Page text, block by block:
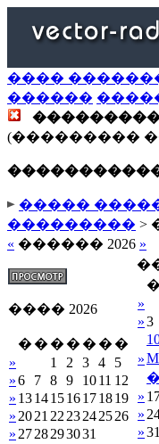
����
������
(���������
�����
��������� >
« ������ 2026 »
���� 2026
� � � � � � �
»
1 2 3 4
5
»6 7 8 9 1011 12
» 13141516171819
» 2021 22 23242526
» 2728293031
»
»3
»
»
»
»31